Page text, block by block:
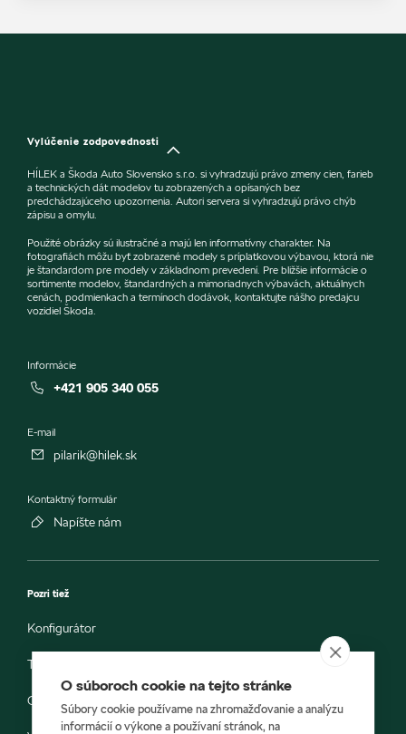
Vylúčenie zodpovednosti
HÍLEK a Škoda Auto Slovensko s.r.o. si vyhradzujú právo zmeny cien, farieb
a technických dát modelov tu zobrazených a opísaných bez
predchádzajúceho upozornenia. Autori servera si vyhradzujú právo chýb
zápisu a omylu.
Použité obrázky sú ilustračné a majú len informatívny charakter. Na
fotografiách môžu byť zobrazené modely s príplatkovou výbavou, ktorá nie
je štandardom pre modely v základnom prevedení. Pre bližšie informácie o
sortimente modelov, štandardných a mimoriadnych výbavách, aktuálnych
cenách, podmienkach a termínoch dodávok, kontaktujte nášho predajcu
vozidiel Škoda.
Informácie
+421 905 340 055
E-mail
pilarik@hilek.sk
Kontaktný formulár
Napíšte nám
Pozri tiež
Konfigurátor
Testovacia jazda
Objednávka do servisu
O súboroch cookie na tejto stránke
Súbory cookie používame na zhromažďovanie a analýzu
informácií o výkone a používaní stránok, na